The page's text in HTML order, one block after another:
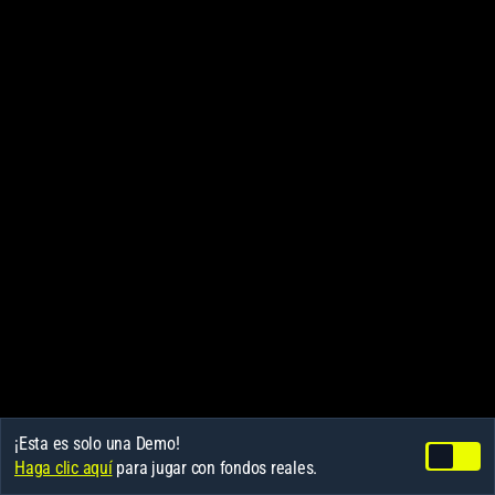
¡Esta es solo una Demo!
Haga clic aquípara jugar con fondos reales.